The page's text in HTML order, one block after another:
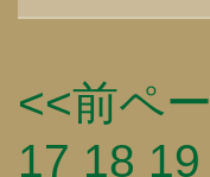
<<前ペ
17 18 19